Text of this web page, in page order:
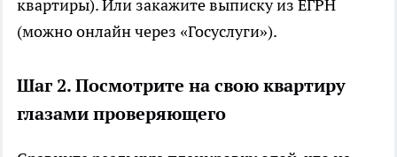
квартиры). Или закажите выписку из ЕГРН
(можно онлайн через «Госуслуги»).
Шаг 2. Посмотрите на свою квартиру
глазами проверяющего